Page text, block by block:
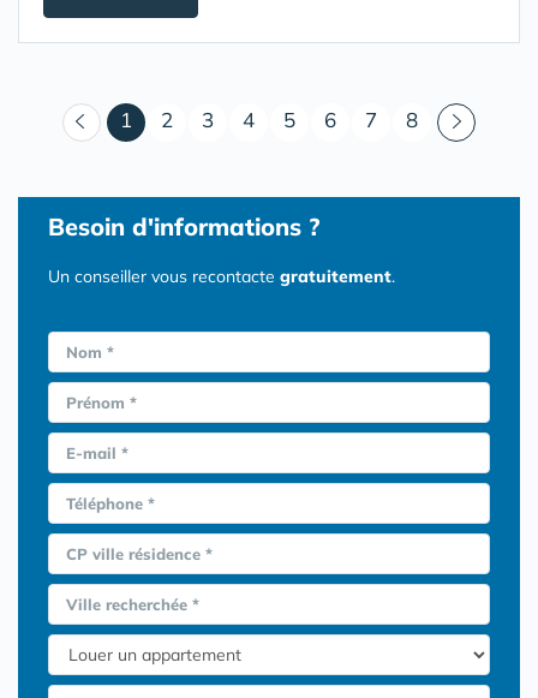
1 (courant)
2 3 4 5 6 7 8
Besoin d'informations ?
Un conseiller vous recontacte gratuitement.
Nom *
Prénom *
E-mail *
Téléphone *
CP ville résidence *
Ville recherchée *